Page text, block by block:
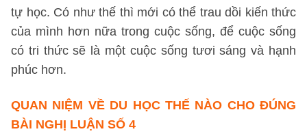
tự học. Có như thế thì mới có thể trau dồi kiến thức
của mình hơn nữa trong cuộc sống, để cuộc sống
có tri thức sẽ là một cuộc sống tươi sáng và hạnh
phúc hơn.
QUAN NIỆM VỀ DU HỌC THẾ NÀO CHO ĐÚNG
BÀI NGHỊ LUẬN SỐ 4